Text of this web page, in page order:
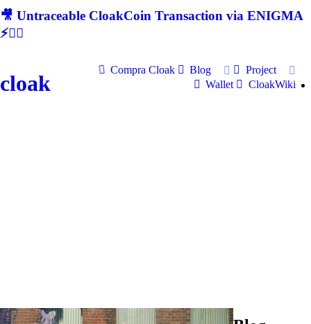
🎥 Untraceable CloakCoin Transaction via ENIGMA
⚡🕵‍♂
cloak
Compra Cloak Blog
Project
Wallet
CloakWiki